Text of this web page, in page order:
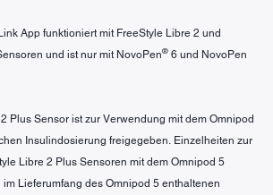
App funktioniert mit FreeStyle Libre 2 und
und ist nur mit NovoPen® 6 und NovoPen
Plus Sensor ist zur Verwendung mit dem Omnipod
Insulindosierung freigegeben. Einzelheiten zur
Libre 2 Plus Sensoren mit dem Omnipod 5
Lieferumfang des Omnipod 5 enthaltenen